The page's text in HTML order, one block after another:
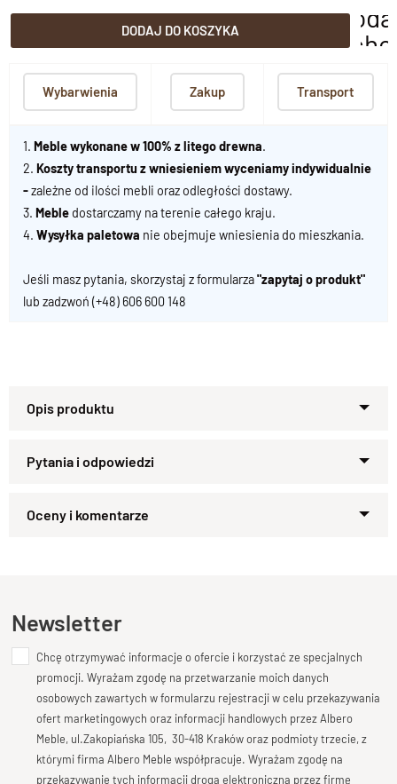
DODAJ DO KOSZYKA
Wybarwienia Zakup Transport
1. Meble wykonane w 100% z litego drewna.
2. Koszty transportu z wniesieniem wyceniamy indywidualnie
-zależne od ilości mebli oraz odległości dostawy.
3. Meble dostarczamy na terenie całego kraju.
4. Wysyłka paletowa nie obejmuje wniesienia do mieszkania.
Jeśli masz pytania, skorzystaj z formularza"zapytaj o produkt"
lub zadzwoń (+48) 606 600 148
Klasyczne krzesło drewniane –
elegancja, która nigdy nie
przemija
wykonanie sprawia, że każdy egzemplarz ma swój
indywidualny urok.
To model, który nie poddaje się modom — zawsze wygląda
stylowo i szlachetnie.
Frezowane oparcie – wygoda w
tradycyjnym stylu
Zapytaj o produkt
Dodaj opinię o produkcie
Twoja ocena
Bardzo dobry
Twoja opinia o produkcie
Newsletter
Chcę otrzymywać informacje o ofercie i korzystać ze specjalnych
promocji. Wyrażam zgodę na przetwarzanie moich danych
osobowych zawartych w formularzu rejestracji w celu przekazywania
ofert marketingowych oraz informacji handlowych przez Albero
Meble, ul.Zakopiańska 105, 30-418 Kraków oraz podmioty trzecie, z
którymi firma Albero Meble współpracuje. Wyrażam zgodę na
przekazywanie tych informacji drogą elektroniczną przez firmę